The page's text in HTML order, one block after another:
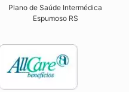
Plano de Saúde Intermédica
Espumoso RS